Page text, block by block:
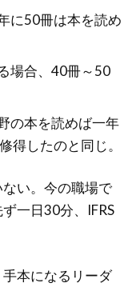
に50冊は本を読め
場合、40冊～50
の本を読めば一年
得したのと同じ。
い。今の職場で
一日30分、IFRS
本になるリーダ